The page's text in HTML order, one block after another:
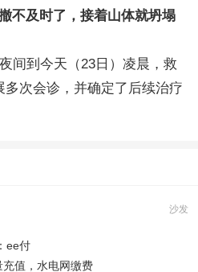
不及时了，接着山体就坍塌
间到今天（23日）凌晨，救
次会诊，并确定了后续治疗
沙发
ee付
值，水电网缴费